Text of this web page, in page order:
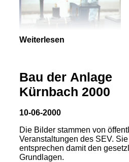
Weiterlesen
Bau der Anlage
Kürnbach 2000
10-06-2000
Die Bilder stammen von
Veranstaltungen des SEV. Sie
entsprechen damit den
Grundlagen.